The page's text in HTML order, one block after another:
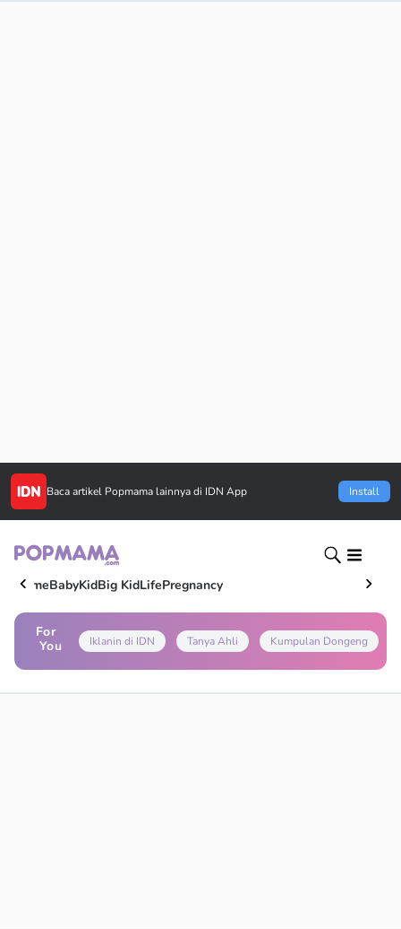
Baca artikel Popmama lainnya di IDN App Install
HomeBabyKidBig KidLifePregnancy
For
You
Iklanin di IDN Tanya Ahli Kumpulan Dongeng